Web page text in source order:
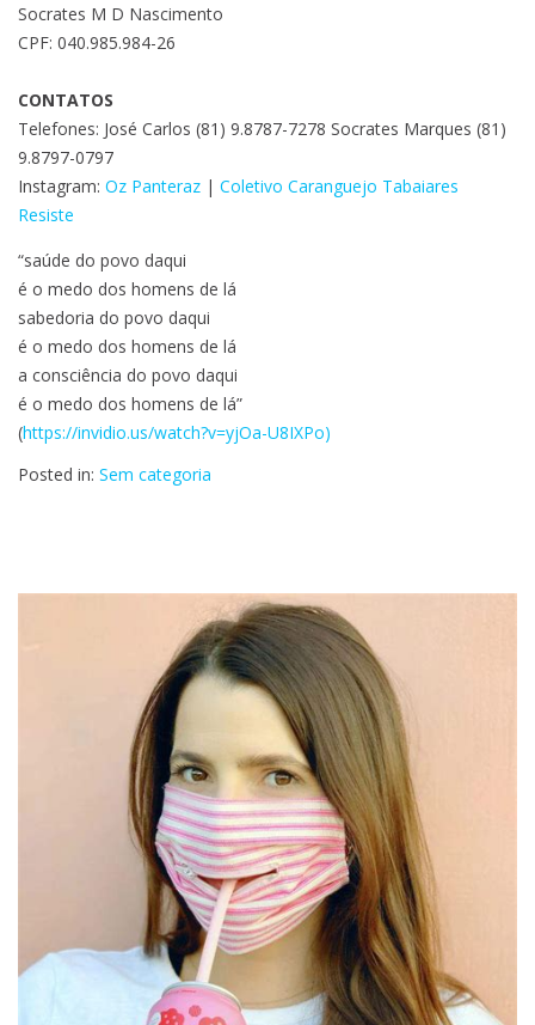
Socrates M D Nascimento
CPF: 040.985.984-26
CONTATOS
Telefones: José Carlos (81) 9.8787-7278 Socrates Marques (81)
9.8797-0797
Instagram: Oz Panteraz | Coletivo Caranguejo Tabaiares
Resiste
“saúde do povo daqui
é o medo dos homens de lá
sabedoria do povo daqui
é o medo dos homens de lá
a consciência do povo daqui
é o medo dos homens de lá”
(https://invidio.us/watch?v=yjOa-U8IXPo)
Posted in: Sem categoria